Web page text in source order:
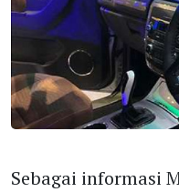
Sebagai informasi